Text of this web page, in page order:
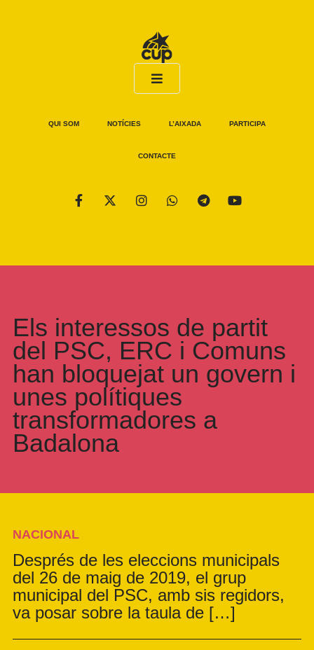
QUI SOM NOTÍCIES L’AIXADA PARTICIPA
CONTACTE
Els interessos de partit
del PSC, ERC i Comuns
han bloquejat un govern i
unes polítiques
transformadores a
Badalona
NACIONAL
Després de les eleccions municipals
del 26 de maig de 2019, el grup
municipal del PSC, amb sis regidors,
va posar sobre la taula de […]